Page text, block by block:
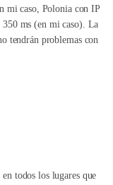
mi caso, Polonia con IP
350 ms (en mi caso). La
tendrán problemas con
todos los lugares que